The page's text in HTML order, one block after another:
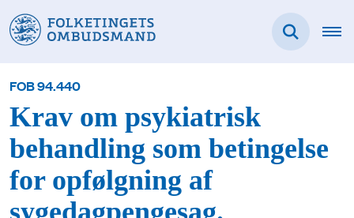
FOB 94.440
Krav om psykiatrisk
behandling som betingelse
for opfølgning af